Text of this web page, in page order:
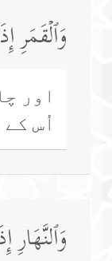
وَٱلۡقَمَرِ
اور
اُس
وَٱلنَّهَارِ